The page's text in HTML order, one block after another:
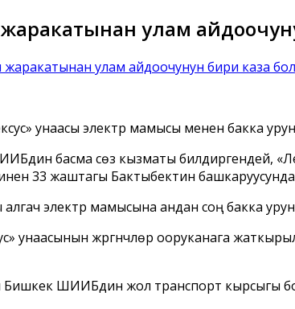
жаракатынан улам
жаракатынан улам айдоочунун бири каза
унаасы электр мамысы менен бакка
басма сөз кызматы билдиргендей,
33 жаштагы Бактыбектин
электр мамысына андан соң бакка
унаасынын жүргүнчүлөрү ооруканага
ШИИБдин жол транспорт кырсыгы